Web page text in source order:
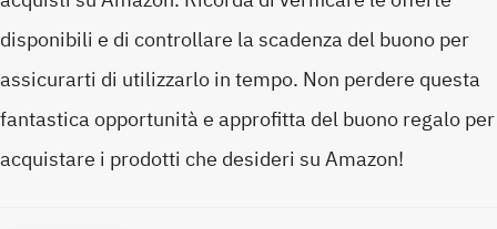
disponibili e di controllare la scadenza del buono per
assicurarti di utilizzarlo in tempo. Non perdere questa
fantastica opportunità e approfitta del buono regalo per
acquistare i prodotti che desideri su Amazon!